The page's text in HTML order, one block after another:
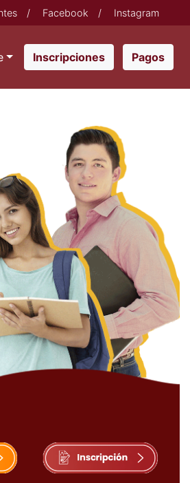
/ Facebook / Instagram
Inscripciones Pagos